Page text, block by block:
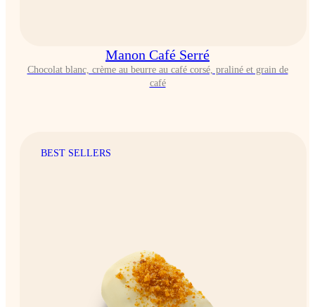
Manon Café Serré
Chocolat blanc, crème au beurre au café corsé, praliné et grain de
café
BEST SELLERS